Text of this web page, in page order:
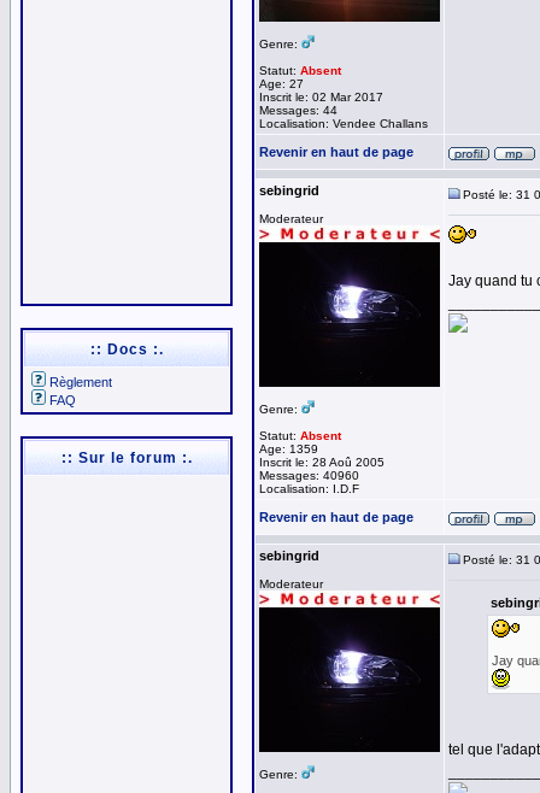
:: Docs :.
Règlement
FAQ
:: Sur le forum :.
Genre:
Statut: Absent
Age: 27
Inscrit le: 02 Mar 2017
Messages: 44
Localisation: Vendee Challans
Revenir en haut de page
sebingrid
Moderateur
Genre:
Statut: Absent
Age: 1359
Inscrit le: 28 Aoû 2005
Messages: 40960
Localisation: I.D.F
Posté le: 31
Jay quand tu
Revenir en haut de page
sebingrid
Moderateur
Genre:
Posté le: 31
Jay
tel que